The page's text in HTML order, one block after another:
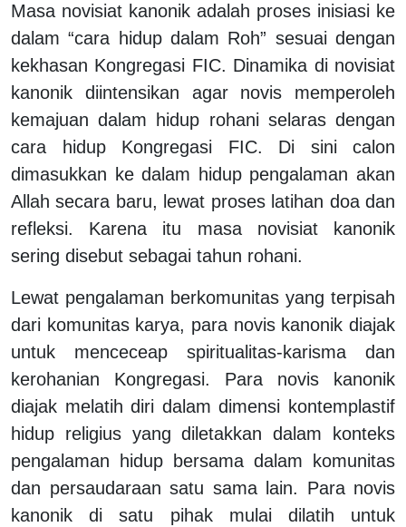
Masa novisiat kanonik adalah proses inisiasi ke
dalam “cara hidup dalam Roh” sesuai dengan
kekhasan Kongregasi FIC. Dinamika di novisiat
kanonik diintensikan agar novis memperoleh
kemajuan dalam hidup rohani selaras dengan
cara hidup Kongregasi FIC. Di sini calon
dimasukkan ke dalam hidup pengalaman akan
Allah secara baru, lewat proses latihan doa dan
refleksi. Karena itu masa novisiat kanonik
sering disebut sebagai tahun rohani.
Lewat pengalaman berkomunitas yang terpisah
dari komunitas karya, para novis kanonik diajak
untuk menceceap spiritualitas-karisma dan
kerohanian Kongregasi. Para novis
kanonik
diajak melatih diri dalam dimensi kontemplastif
hidup religius yang diletakkan dalam konteks
pengalaman hidup bersama dalam komunitas
dan persaudaraan satu sama lain. Para novis
kanonikdi satu pihak mulai dilatih untuk